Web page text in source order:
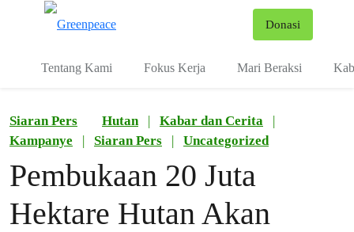
Donasi
Tentang Kami Fokus Kerja Mari Beraksi
Siaran Pers Hutan | Kabar dan Cerita
|
Kampanye
| Siaran Pers | Uncategorized
Pembukaan 20 Juta
Hektare Hutan Akan